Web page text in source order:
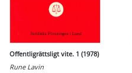
Offentligrättsligt vite. 1 (1978)
Rune Lavin